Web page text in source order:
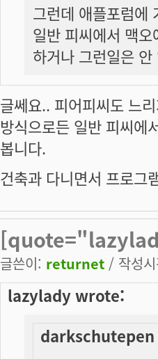
그런데 애플포럼에
일반 피씨에서 맥
하거나 그런일은
글쎄요.. 피어피씨도 느
방식으로든 일반 피씨에
봅니다.
건축과 다니면서 프로그
글쓴이: returnet / 작성
lazylady wrote: